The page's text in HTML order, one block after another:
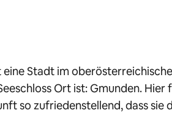
eine Stadt im
Ort ist: Gmunden.
so zufriedenstellend, dass sie